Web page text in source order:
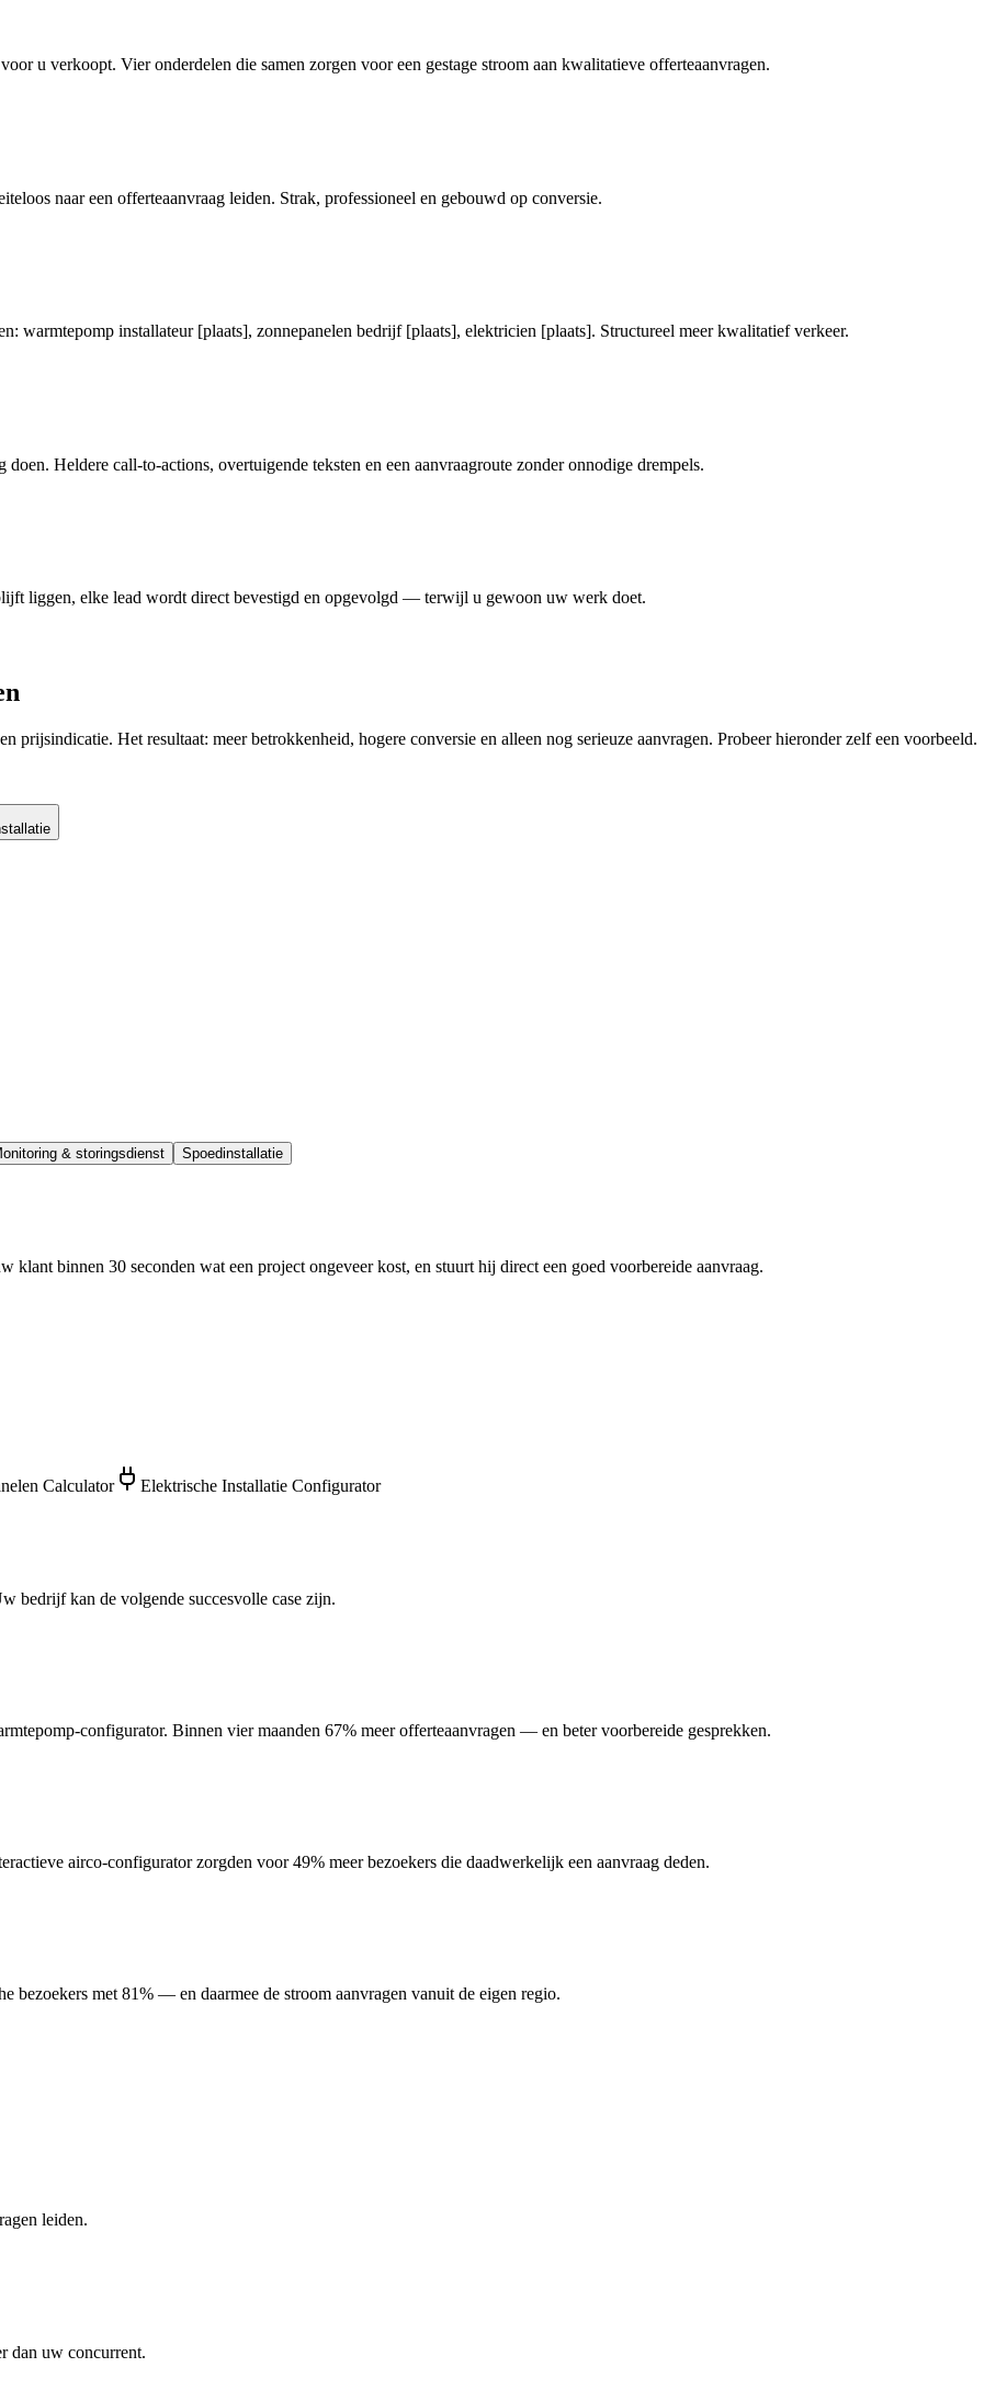
u verkoopt. Vier onderdelen die samen zorgen voor een gestage stroom aan kwalitatieve offerteaanvragen.
naar een offerteaanvraag leiden. Strak, professioneel en gebouwd op conversie.
warmtepomp installateur [plaats], zonnepanelen bedrijf [plaats], elektricien [plaats]. Structureel meer kwalitatief verkeer.
Heldere call-to-actions, overtuigende teksten en een aanvraagroute zonder onnodige drempels.
liggen, elke lead wordt direct bevestigd en opgevolgd — terwijl u gewoon uw werk doet.
prijsindicatie. Het resultaat: meer betrokkenheid, hogere conversie en alleen nog serieuze aanvragen. Probeer hieronder zelf een voorbeeld.
& storingsdienst Spoedinstallatie
binnen 30 seconden wat een project ongeveer kost, en stuurt hij direct een goed voorbereide aanvraag.
Calculator
Elektrische Installatie Configurator
bedrijf kan de volgende succesvolle case zijn.
configurator. Binnen vier maanden 67% meer offerteaanvragen — en beter voorbereide gesprekken.
airco-configurator zorgden voor 49% meer bezoekers die daadwerkelijk een aanvraag deden.
bezoekers met 81% — en daarmee de stroom aanvragen vanuit de eigen regio.
leiden.
dan uw concurrent.